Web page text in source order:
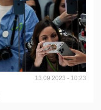
13.09.2023 - 10:23